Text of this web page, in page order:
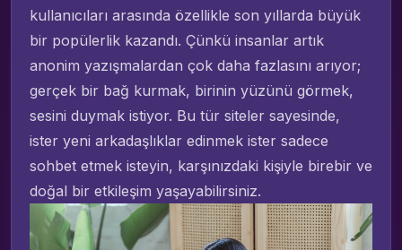
kullanıcıları arasında özellikle son yıllarda büyük
bir popülerlik kazandı. Çünkü insanlar artık
anonim yazışmalardan çok daha fazlasını arıyor;
gerçek bir bağ kurmak, birinin yüzünü görmek,
sesini duymak istiyor. Bu tür siteler sayesinde,
ister yeni arkadaşlıklar edinmek ister sadece
sohbet etmek isteyin, karşınızdaki kişiyle birebir ve
doğal bir etkileşim yaşayabilirsiniz.